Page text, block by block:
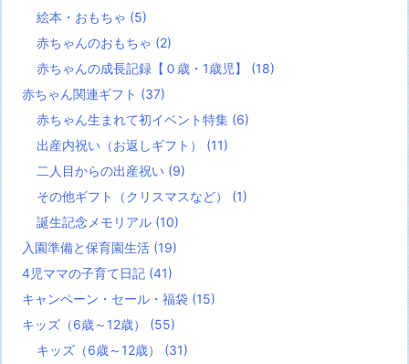
絵本・おもちゃ (5)
赤ちゃんのおもちゃ (2)
赤ちゃんの成長記録【０歳・1歳児】 (18)
赤ちゃん関連ギフト (37)
赤ちゃん生まれて初イベント特集 (6)
出産内祝い（お返しギフト） (11)
二人目からの出産祝い (9)
その他ギフト（クリスマスなど） (1)
誕生記念メモリアル (10)
入園準備と保育園生活 (19)
4児ママの子育て日記 (41)
キャンペーン・セール・福袋 (15)
キッズ（6歳～12歳） (55)
キッズ（6歳～12歳） (31)